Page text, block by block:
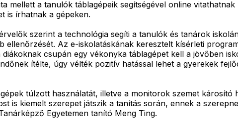
mellett a tanulók táblagépeik segítségével online
is írhatnak a gépeken.
szerint a technológia segíti a tanulók és tanárok
ellenőrzését. Az e-iskolatáskának keresztelt kísérleti
diákoknak csupán egy vékonyka táblagépet kell a jövőben
ítélte, úgy vélték pozitív hatással lehet a gyerekek
túlzott használatát, illetve a monitorok szemet károsító
is kiemelt szerepet játszik a tanítás során, ennek a
Egyetemen tanító Meng Ting.